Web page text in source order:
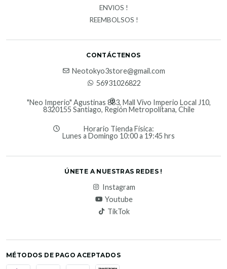
ENVIOS !
REEMBOLSOS !
CONTÁCTENOS
Neotokyo3store@gmail.com
56931026822
"Neo Imperio" Agustinas 883, Mall Vivo Imperio Local J10,
8320155 Santiago, Región Metropolitana, Chile
Horario Tienda Física:
Lunes a Domingo 10:00 a 19:45 hrs
ÚNETE A NUESTRAS REDES !
Instagram
Youtube
TikTok
MÉTODOS DE PAGO ACEPTADOS